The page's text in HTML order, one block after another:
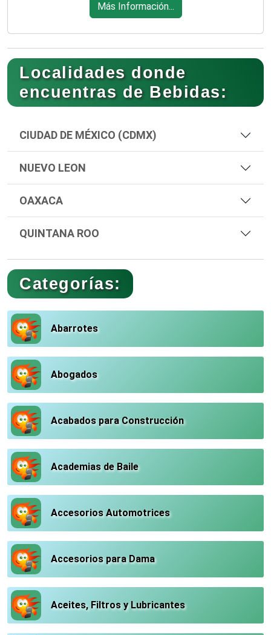
Más Información...
Localidades donde
encuentras de Bebidas:
CIUDAD DE MÉXICO (CDMX)
NUEVO LEON
OAXACA
QUINTANA ROO
Categorías:
Abarrotes
Abogados
Acabados para Construcción
Academias de Baile
Accesorios Automotrices
Accesorios para Dama
Aceites, Filtros y Lubricantes